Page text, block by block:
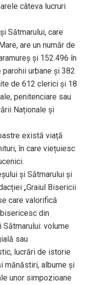
câteva lucruri
Sătmarului, care
are un număr de
și 152.496 în
urbane și 382
de 612 clerici și 18
penitenciare sau
Naționale și
există viață
în care viețuiesc
și Sătmarului și
„Graiul Bisericii
care valorifică
din
volume
sau
lucrări de istorie
mănăstiri, albume și
unor simpozioane